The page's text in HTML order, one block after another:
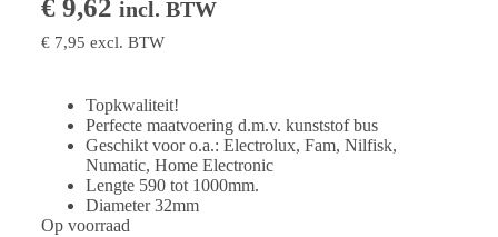
€9,62 incl. BTW
€7,95 excl. BTW
Topkwaliteit!
Perfecte maatvoering d.m.v. kunststof bus
Geschikt voor o.a.: Electrolux, Fam, Nilfisk,
Numatic, Home Electronic
Lengte 590 tot 1000mm.
Diameter 32mm
Op voorraad